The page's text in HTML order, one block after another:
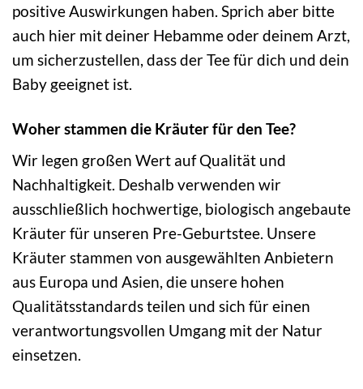
positive Auswirkungen haben. Sprich aber bitte
auch hier mit deiner Hebamme oder deinem Arzt,
um sicherzustellen, dass der Tee für dich und dein
Baby geeignet ist.
Woher stammen die Kräuter für den Tee?
Wir legen großen Wert auf Qualität und
Nachhaltigkeit. Deshalb verwenden wir
ausschließlich hochwertige, biologisch angebaute
Kräuter für unseren Pre-Geburtstee. Unsere
Kräuter stammen von ausgewählten Anbietern
aus Europa und Asien, die unsere hohen
Qualitätsstandards teilen und sich für einen
verantwortungsvollen Umgang mit der Natur
einsetzen.